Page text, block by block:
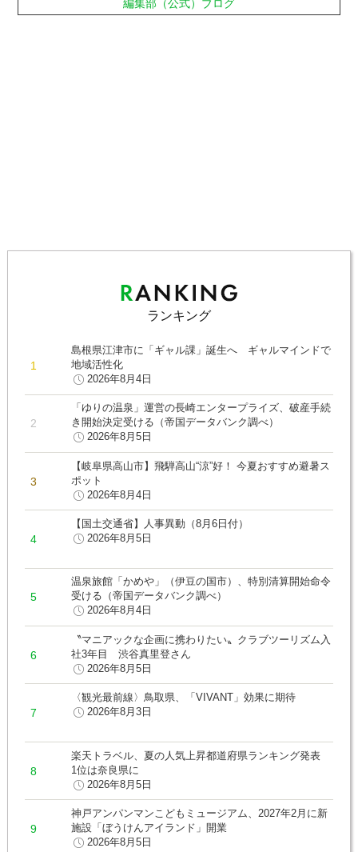
編集部（公式）ブログ
ランキング
島根県江津市に「ギャル課」誕生へ ギャルマインドで
地域活性化
2026年8月4日
「ゆりの温泉」運営の長崎エンタープライズ、破産手続
き開始決定受ける（帝国データバンク調べ）
2026年8月5日
【岐阜県高山市】飛騨高山“涼”好！ 今夏おすすめ避暑ス
ポット
2026年8月4日
【国土交通省】人事異動（8月6日付）
2026年8月5日
温泉旅館「かめや」（伊豆の国市）、特別清算開始命令
受ける（帝国データバンク調べ）
2026年8月4日
〝マニアックな企画に携わりたい〟クラブツーリズム入
社3年目 渋谷真里登さん
2026年8月5日
〈観光最前線〉鳥取県、「VIVANT」効果に期待
2026年8月3日
楽天トラベル、夏の人気上昇都道府県ランキング発表
1位は奈良県に
2026年8月5日
神戸アンパンマンこどもミュージアム、2027年2月に新
施設「ぼうけんアイランド」開業
2026年8月5日